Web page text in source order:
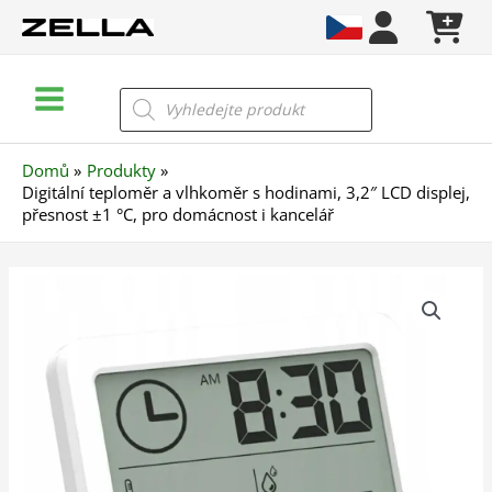
Menu
Products
search
Domů
Produkty
Digitální teploměr a vlhkoměr s hodinami, 3,2″ LCD displej,
přesnost ±1 °C, pro domácnost i kancelář
vlhkoměr
hodinami,